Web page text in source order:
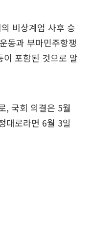
비상계엄 사후 승
동과 부마민주항쟁
포함된 것으로 알
, 국회 의결은 5월
대로라면 6월 3일